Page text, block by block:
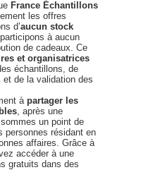
France Échantillons
les offres
d’aucun stock
à aucun
de cadeaux. Ce
et organisatrices
échantillons, de
et de la validation des
à partager les
, après une
un point de
personnes résidant en
affaires. Grâce à
accéder à une
gratuits dans des